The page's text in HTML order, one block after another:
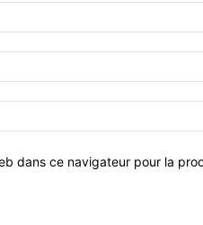
dans ce navigateur pour la